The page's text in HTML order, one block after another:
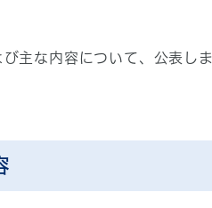
主な内容について、公表し